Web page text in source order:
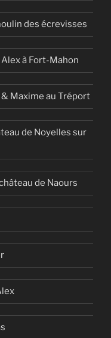
des écrevisses
à Fort-Mahon
Maxime au Tréport
de Noyelles sur
de Naours